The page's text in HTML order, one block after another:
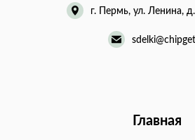
г. Пермь, ул. Ленина,
Главная